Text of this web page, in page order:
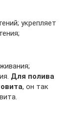
укрепляет
Для полива
, он так